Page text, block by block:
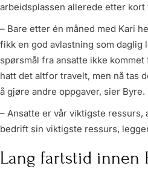
arbeidsplassen allerede etter kort
– Bare etter én måned med Kari
fikk en god avlastning som daglig
spørsmål fra ansatte ikke
hatt det altfor travelt, men nå tas
å gjøre andre oppgaver, sier Byre.
– Ansatte er vår viktigste ressurs,
bedrift sin viktigste ressurs,
Lang fartstid innen